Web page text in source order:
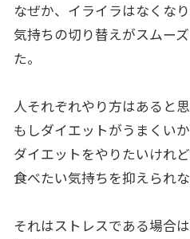
なぜか、イライラはなくなり
気持ちの切り替えがスムー
た。
人それぞれやり方はあると
もしダイエットがうまくい
ダイエットをやりたいけれど
食べたい気持ちを抑えられ
それはストレスである場合は